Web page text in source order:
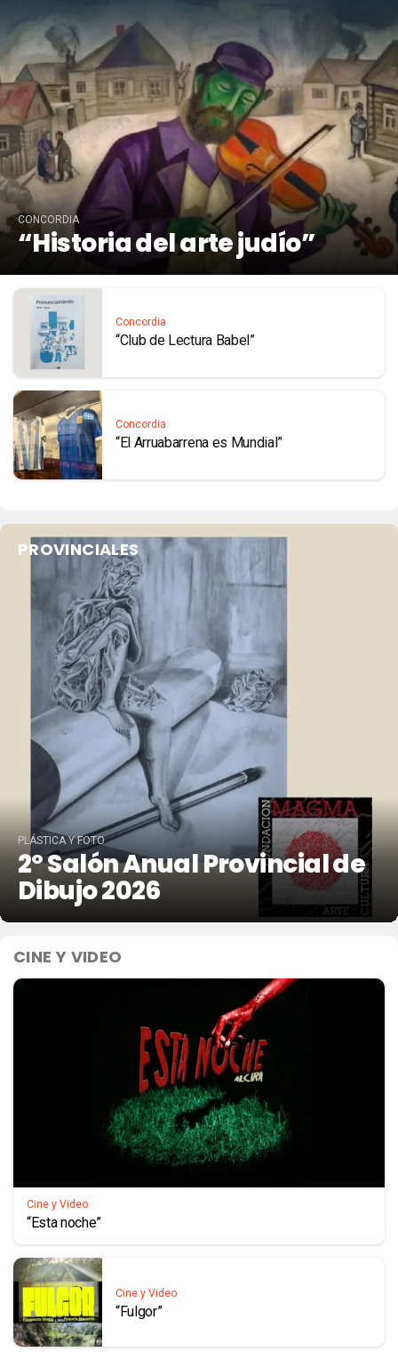
CONCORDIA
“Historia del arte judío”
Concordia
“Club de Lectura Babel”
Concordia
“El Arruabarrena es Mundial”
PROVINCIALES
PLÁSTICA Y FOTO
2º Salón Anual Provincial de
Dibujo 2026
CINE Y VIDEO
Cine y Video
“Esta noche”
Cine y Video
“Fulgor”